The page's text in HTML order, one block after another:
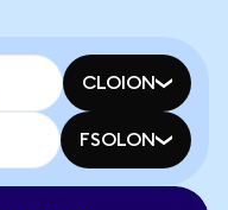
CLOION
FSOLON